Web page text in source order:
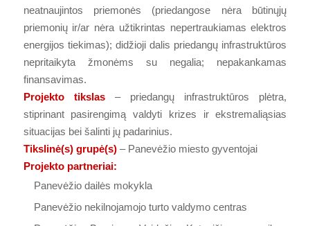
neatnaujintos priemonės (priedangose nėra būtinųjų
priemonių ir/ar nėra užtikrintas nepertraukiamas elektros
energijos tiekimas); didžioji dalis priedangų infrastruktūros
nepritaikyta žmonėms su negalia; nepakankamas
finansavimas.
Projekto tikslas– priedangų infrastruktūros plėtra,
stiprinant pasirengimą valdyti krizes ir ekstremaliąsias
situacijas bei šalinti jų padarinius.
Tikslinė(s) grupė(s)– Panevėžio miesto gyventojai
Projekto partneriai:
Panevėžio dailės mokykla
Panevėžio nekilnojamojo turto valdymo centras